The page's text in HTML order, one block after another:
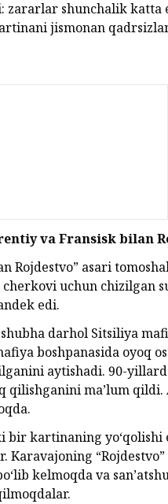
zararlar shunchalik
jismonan
va Fransisk bilan
Rojdestvo” asari
uchun chizilgan
edi.
darhol Sitsiliya
boshpanasida oyoq
aytishadi. 90-
qilishganini ma’lum
bir kartinaning yo‘qolishi
Karavajoning
kelmoqda va